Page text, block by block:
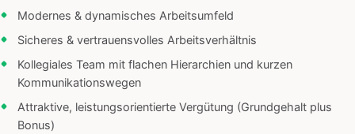
Modernes & dynamisches Arbeitsumfeld
Sicheres & vertrauensvolles Arbeitsverhältnis
Kollegiales Team mit flachen Hierarchien und kurzen
Kommunikationswegen
Attraktive, leistungsorientierte Vergütung (Grundgehalt plus
Bonus)